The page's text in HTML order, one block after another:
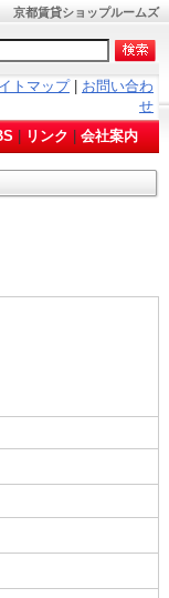
京都賃貸ショップルームズ
トマップ| お問い合わ
せ
リンク 会社案内